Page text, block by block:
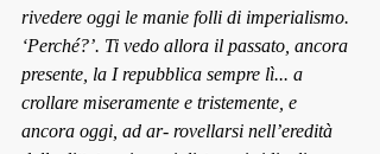
rivedere oggi le manie folli di imperialismo.
‘Perché?’. Ti vedo allora il passato, ancora
presente, la I repubblica sempre lì... a
crollare miseramente e tristemente, e
ancora oggi, ad ar- rovellarsi nell’eredità